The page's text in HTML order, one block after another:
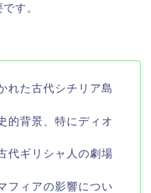
す。
れた古代シチリア島
的背景、特にディオ
代ギリシャ人の劇場
フィアの影響につい